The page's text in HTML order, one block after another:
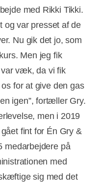
med Rikki Tikki.
og var presset af de
Nu gik det jo, som
Men jeg fik
var væk, da vi fik
for at give den gas
igen”, fortæller Gry.
men i 2019
fint for Én Gry &
medarbejdere på
med
sig med det